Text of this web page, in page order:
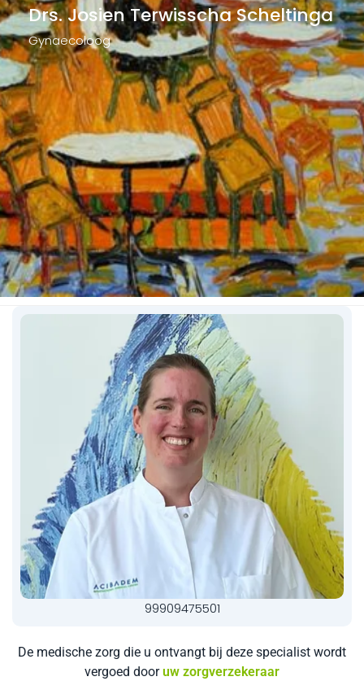
Drs. Josien Terwisscha Scheltinga
Gynaecoloog
99909475501
De medische zorg die u ontvangt bij deze specialist wordt
vergoed door uw zorgverzekeraar